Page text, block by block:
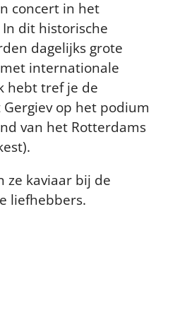
concert in het
In dit historische
dagelijks grote
internationale
hebt tref je de
op het podium
van het Rotterdams
ze kaviaar bij de
liefhebbers.